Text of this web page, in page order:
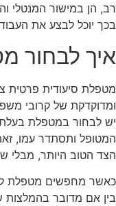
רב, הן במישור המנטלי
בכך יוכל לבצע את
איך לבחור
מטפלת סיעודית פרטית
ומדוקדקת של קרובי
יש לבחור במטפלת
המטופל ותסתדר עמו,
הצד הטוב היותר, מבלי
כאשר מחפשים מטפלת
בין אם מדובר